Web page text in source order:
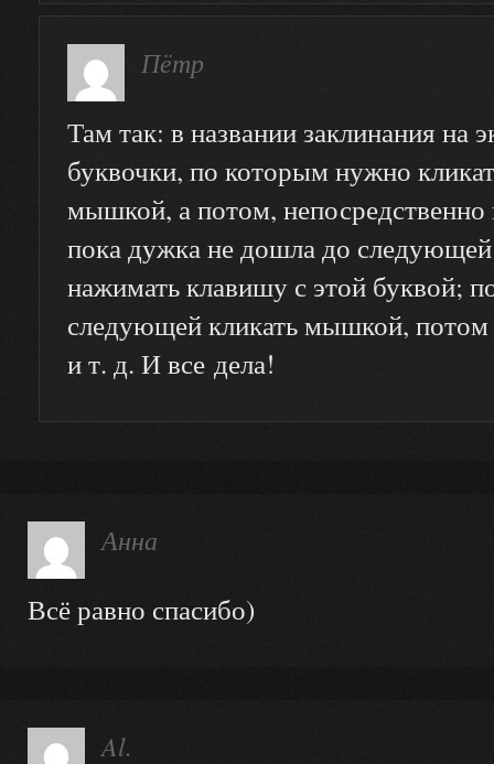
Пётр
Там так: в названии заклинания на
буквочки, по которым нужно
мышкой, а потом, непосредственно
пока дужка не дошла до
нажимать клавишу с этой буквой;
следующей кликать мышкой,
и т. д. И все дела!
Анна
Всё равно спасибо)
Al.